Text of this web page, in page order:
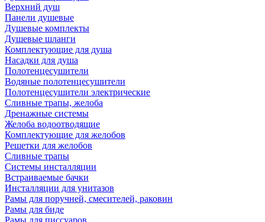
Верхний душ
Панели душевые
Душевые комплекты
Душевые шланги
Комплектующие для душа
Насадки для душа
Полотенцесушители
Водяные полотенцесушители
Полотенцесушители электрические
Сливные трапы, желоба
Дренажные системы
Желоба водоотводящие
Комплектующие для желобов
Решетки для желобов
Сливные трапы
Системы инсталляции
Встраиваемые бачки
Инсталляции для унитазов
Рамы для поручней, смесителей, раковин
Рамы для биде
Рамы для писсуаров